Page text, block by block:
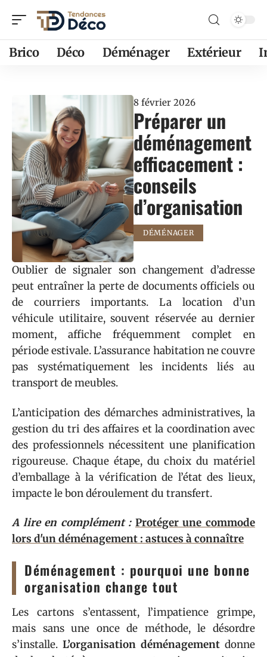
Brico Déco Déménager Extérieur
8 février 2026
Préparer un
déménagement
efficacement :
conseils
d’organisation
DÉMÉNAGER
Oublier de signaler son changement d’adresse
peut entraîner la perte de documents officiels ou
de courriers importants. La location d’un
véhicule utilitaire, souvent réservée au dernier
moment, affiche fréquemment complet en
période estivale. L’assurance habitation ne couvre
pas systématiquement les incidents liés au
transport de meubles.
L’anticipation des démarches administratives, la
gestion du tri des affaires et la coordination avec
des professionnels nécessitent une planification
rigoureuse. Chaque étape, du choix du matériel
d’emballage à la vérification de l’état des lieux,
impacte le bon déroulement du transfert.
A lire en complément : Protéger une commode
lors d'un déménagement : astuces à connaître
Déménagement : pourquoi une bonne
organisation change tout
Les cartons s’entassent, l’impatience grimpe,
mais sans une once de méthode, le désordre
s’installe. L’organisation déménagement donne